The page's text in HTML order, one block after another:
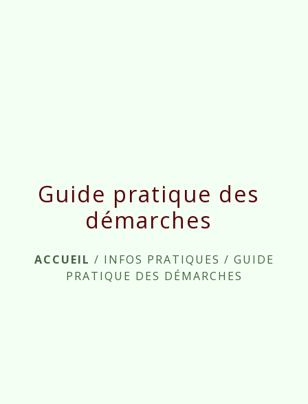
Guide pratique des
démarches
ACCUEIL / INFOS PRATIQUES / GUIDE
PRATIQUE DES DÉMARCHES